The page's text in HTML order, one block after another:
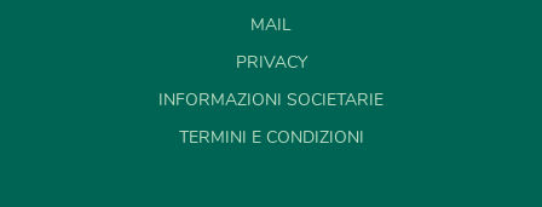
MAIL
PRIVACY
INFORMAZIONI SOCIETARIE
TERMINI E CONDIZIONI